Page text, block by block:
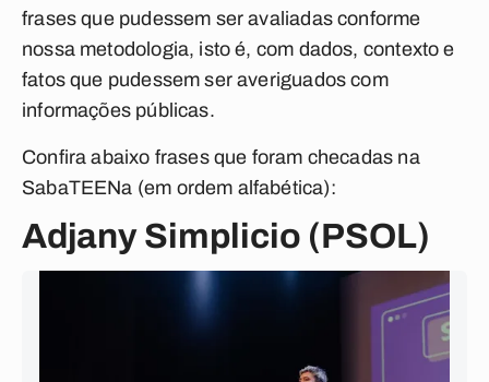
frases que pudessem ser avaliadas conforme
nossa metodologia, isto é, com dados, contexto e
fatos que pudessem ser averiguados com
informações públicas.
Confira abaixo frases que foram checadas na
SabaTEENa (em ordem alfabética):
Adjany Simplicio (PSOL)